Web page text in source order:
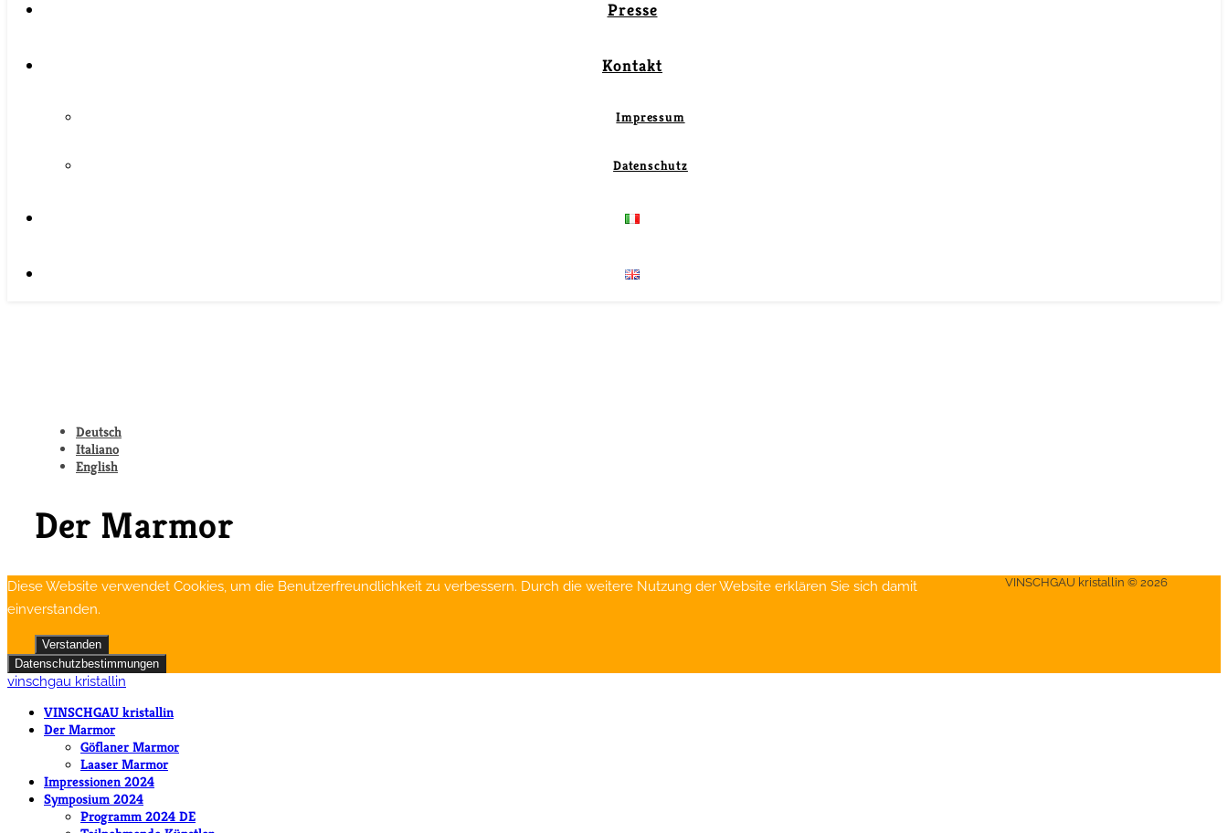
Presse
Kontakt
Impressum
Datenschutz
Deutsch
Italiano
English
Der Marmor
VINSCHGAU kristallin © 2026
Diese Website verwendet Cookies, um die Benutzerfreundlichkeit zu verbessern. Durch die weitere Nutzung der Website erklären Sie sich damit
einverstanden.
Verstanden
Datenschutzbestimmungen
vinschgau kristallin
VINSCHGAU kristallin
Der Marmor
Göflaner Marmor
Laaser Marmor
Impressionen 2024
Symposium 2024
Programm 2024 DE